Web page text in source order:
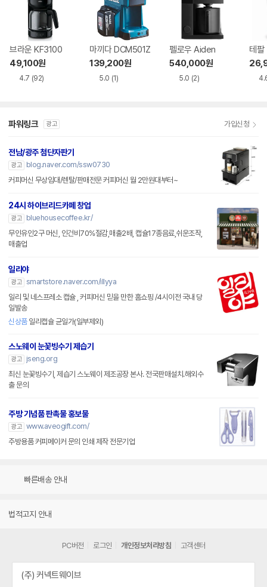
브라운 KF3100
49,100원
4.7 (92)
마끼다 DCM501Z
139,200원
5.0 (1)
펠로우 Aiden
540,000원
5.0 (2)
테팔
파워링크 광고 가입신청
전남/광주 첨단자판기
광고
blog.naver.com/ssw0730
커피머신 무상임대/렌탈/판매전문 커피머신 월 2만원대부터~
24시 하이브리드카페 창업
광고
bluehousecoffee.kr/
무인유인2구 머신, 인건비70%절감,매출2배, 캡슐17종음료,쉬운조작,
매출업
일리야
광고 smartstore.naver.com/illyya
일리 및 네스프레소 캡슐 , 커피머신 믿을 만한 홈쇼핑 /4시이전 국내 당
일발송
신상품일리캡슐 균일가(일부제외)
스노웨이 눈꽃빙수기 제습기
광고
jseng.org
최신 눈꽃빙수기, 제습기 스노웨이 제조공장 본사. 전국판매설치.해외수
출 문의
주방 기념품 판촉물 홍보물
광고 www.aveogift.com/
주방용품 커피메이커 문의 인쇄 제작 전문기업
빠른배송 안내
법적고지 안내
PC버전 로그인 개인정보처리방침 고객센터
(주) 커넥트웨이브